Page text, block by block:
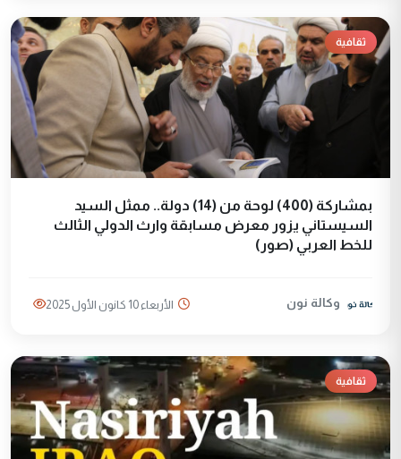
ثقافية
بمشاركة (400) لوحة من (14) دولة.. ممثل السيد
السيستاني يزور معرض مسابقة وارث الدولي الثالث
للخط العربي (صور)
وكالة نون الأربعاء 10 كانون الأول 2025
ثقافية